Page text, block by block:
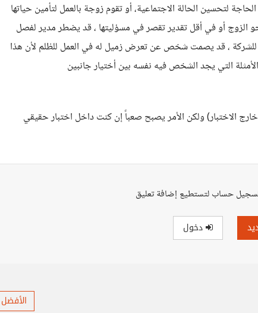
لتحسين الحالة الاجتماعية، أو تقوم زوجة بالعمل لتأمين حياتها
الزوج أو في أقل تقدير تقصر في مسؤليتها ، قد يضطر مدير لفصل
للشركة ، قد يصمت شخص عن تعرض زميل له في العمل للظلم لأن هذا
التي يجد الشخص فيه نفسه بين أختيار جانبين
الاختبار) ولكن الأمر يصبح صعباً إن كنت داخل اختبار حقيقي
حساب لتستطيع إضافة تعليق
دخول
الأفضل